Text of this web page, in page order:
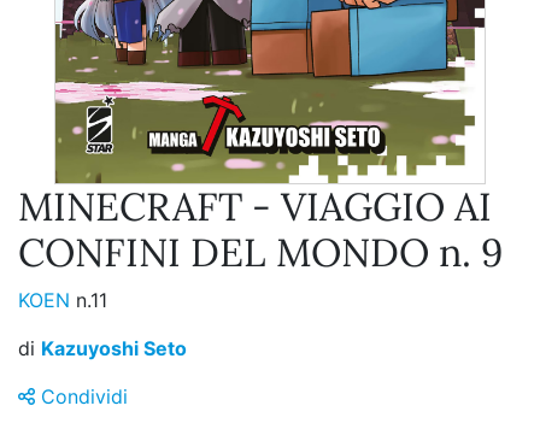
MINECRAFT - VIAGGIO AI
CONFINI DEL MONDO n. 9
KOEN n.11
di Kazuyoshi Seto
Condividi